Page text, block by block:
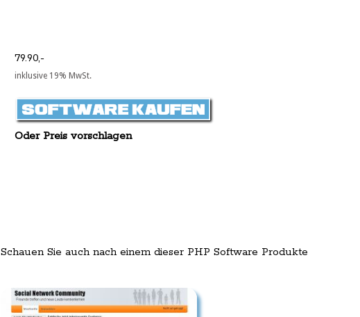
79.90,-
inklusive 19% MwSt.
Oder Preis vorschlagen
Schauen Sie auch nach einem dieser PHP Software Produkte